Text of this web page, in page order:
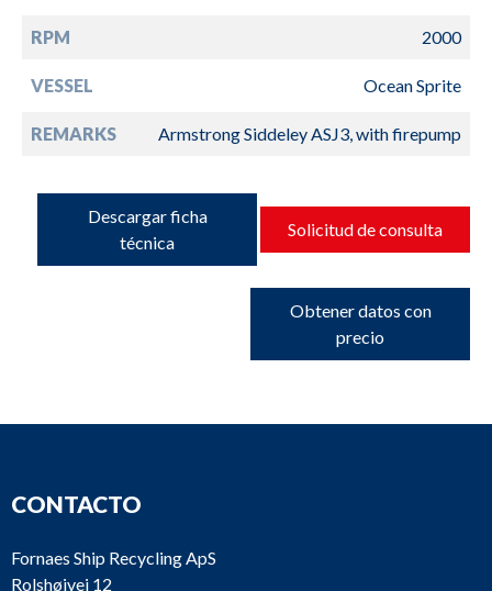
RPM 2000
VESSEL Ocean Sprite
REMARKS Armstrong Siddeley ASJ3, with firepump
Descargar ficha
técnica
Solicitud de consulta
Obtener datos con
precio
CONTACTO
Fornaes Ship Recycling ApS
Rolshøjvej 12